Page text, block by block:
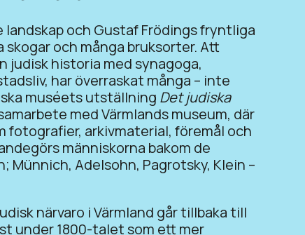
landskap och Gustaf Frödings fryntliga
skogar och många bruksorter. Att
judisk historia med synagoga,
har överraskat många – inte
muséets utställning Det judiska
med Värmlands museum, där
fotografier, arkivmaterial, föremål och
människorna bakom de
Münnich, Adelsohn, Pagrotsky, Klein –
närvaro i Värmland går tillbaka till
under 1800-talet som ett mer